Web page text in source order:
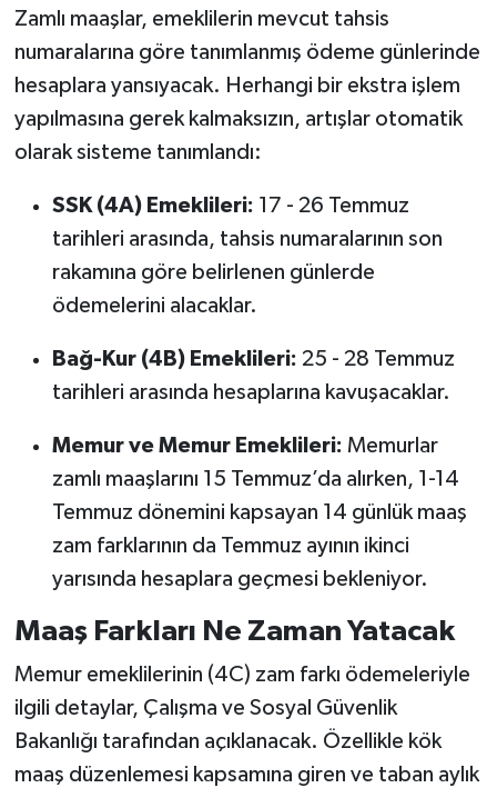
Zamlı maaşlar, emeklilerin mevcut tahsis
numaralarına göre tanımlanmış ödeme günlerinde
hesaplara yansıyacak. Herhangi bir ekstra işlem
yapılmasına gerek kalmaksızın, artışlar otomatik
olarak sisteme tanımlandı:
SSK (4A) Emeklileri: 17 - 26 Temmuz
tarihleri arasında, tahsis numaralarının son
rakamına göre belirlenen günlerde
ödemelerini alacaklar.
Bağ-Kur (4B) Emeklileri: 25 - 28 Temmuz
tarihleri arasında hesaplarına kavuşacaklar.
Memur ve Memur Emeklileri: Memurlar
zamlı maaşlarını 15 Temmuz’da alırken, 1-14
Temmuz dönemini kapsayan 14 günlük maaş
zam farklarının da Temmuz ayının ikinci
yarısında hesaplara geçmesi bekleniyor.
Maaş Farkları Ne Zaman Yatacak
Memur emeklilerinin (4C) zam farkı ödemeleriyle
ilgili detaylar, Çalışma ve Sosyal Güvenlik
Bakanlığı tarafından açıklanacak. Özellikle kök
maaş düzenlemesi kapsamına giren ve taban aylık